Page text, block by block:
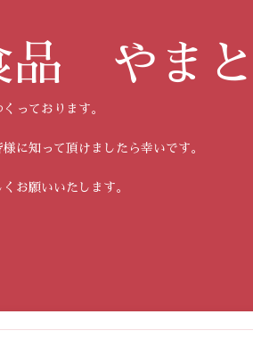
品 やま
っております。
に知って頂けましたら幸いです。
お願いいたします。